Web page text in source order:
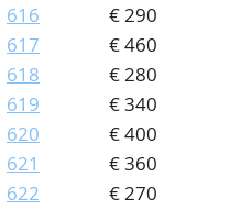
616
€ 290
617
€ 460
618
€ 280
619
€ 340
620
€ 400
621
€ 360
622
€ 270